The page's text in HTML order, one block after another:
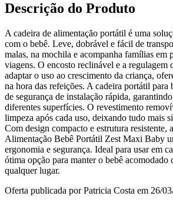
Descrição do Produto
A cadeira de alimentação portátil é uma
com o bebê. Leve, dobrável e fácil de
malas, na mochila e acompanha famílias em
viagens. O encosto reclinável e a regulagem
adaptar o uso ao crescimento da criança,
na hora das refeições. A cadeira portátil para
de segurança de instalação rápida,
diferentes superfícies. O revestimento
limpeza após cada uso, deixando tudo mais
Com design compacto e estrutura resistente,
Alimentação Bebê Portátil Zest Maxi Baby
ergonomia e segurança. Ideal para usar em
ótima opção para manter o bebê acomodado
qualquer lugar.
Oferta publicada por Patricia Costa em 26/